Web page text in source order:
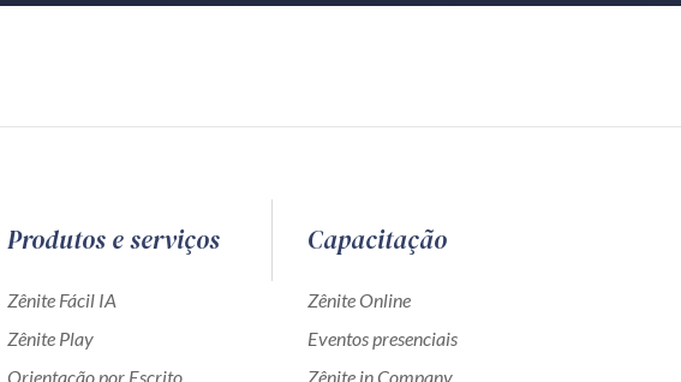
Produtos e serviços
Zênite Fácil IA
Zênite Play
Orientação por Escrito
Capacitação
Zênite Online
Eventos presenciais
Zênite in Company